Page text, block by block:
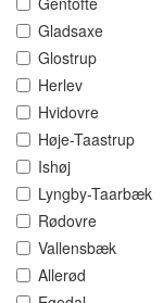
Gladsaxe
Glostrup
Herlev
Hvidovre
Høje-Taastrup
Ishøj
Lyngby-Taarbæk
Rødovre
Vallensbæk
Allerød